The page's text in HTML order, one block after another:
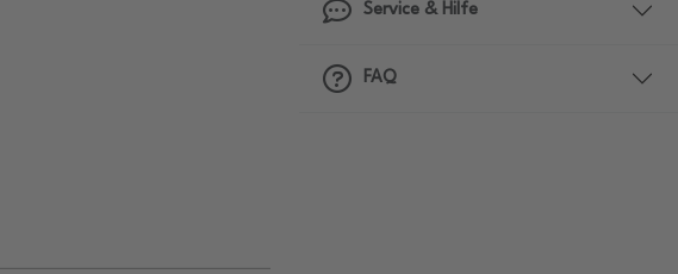
Service & Hilfe
FAQ